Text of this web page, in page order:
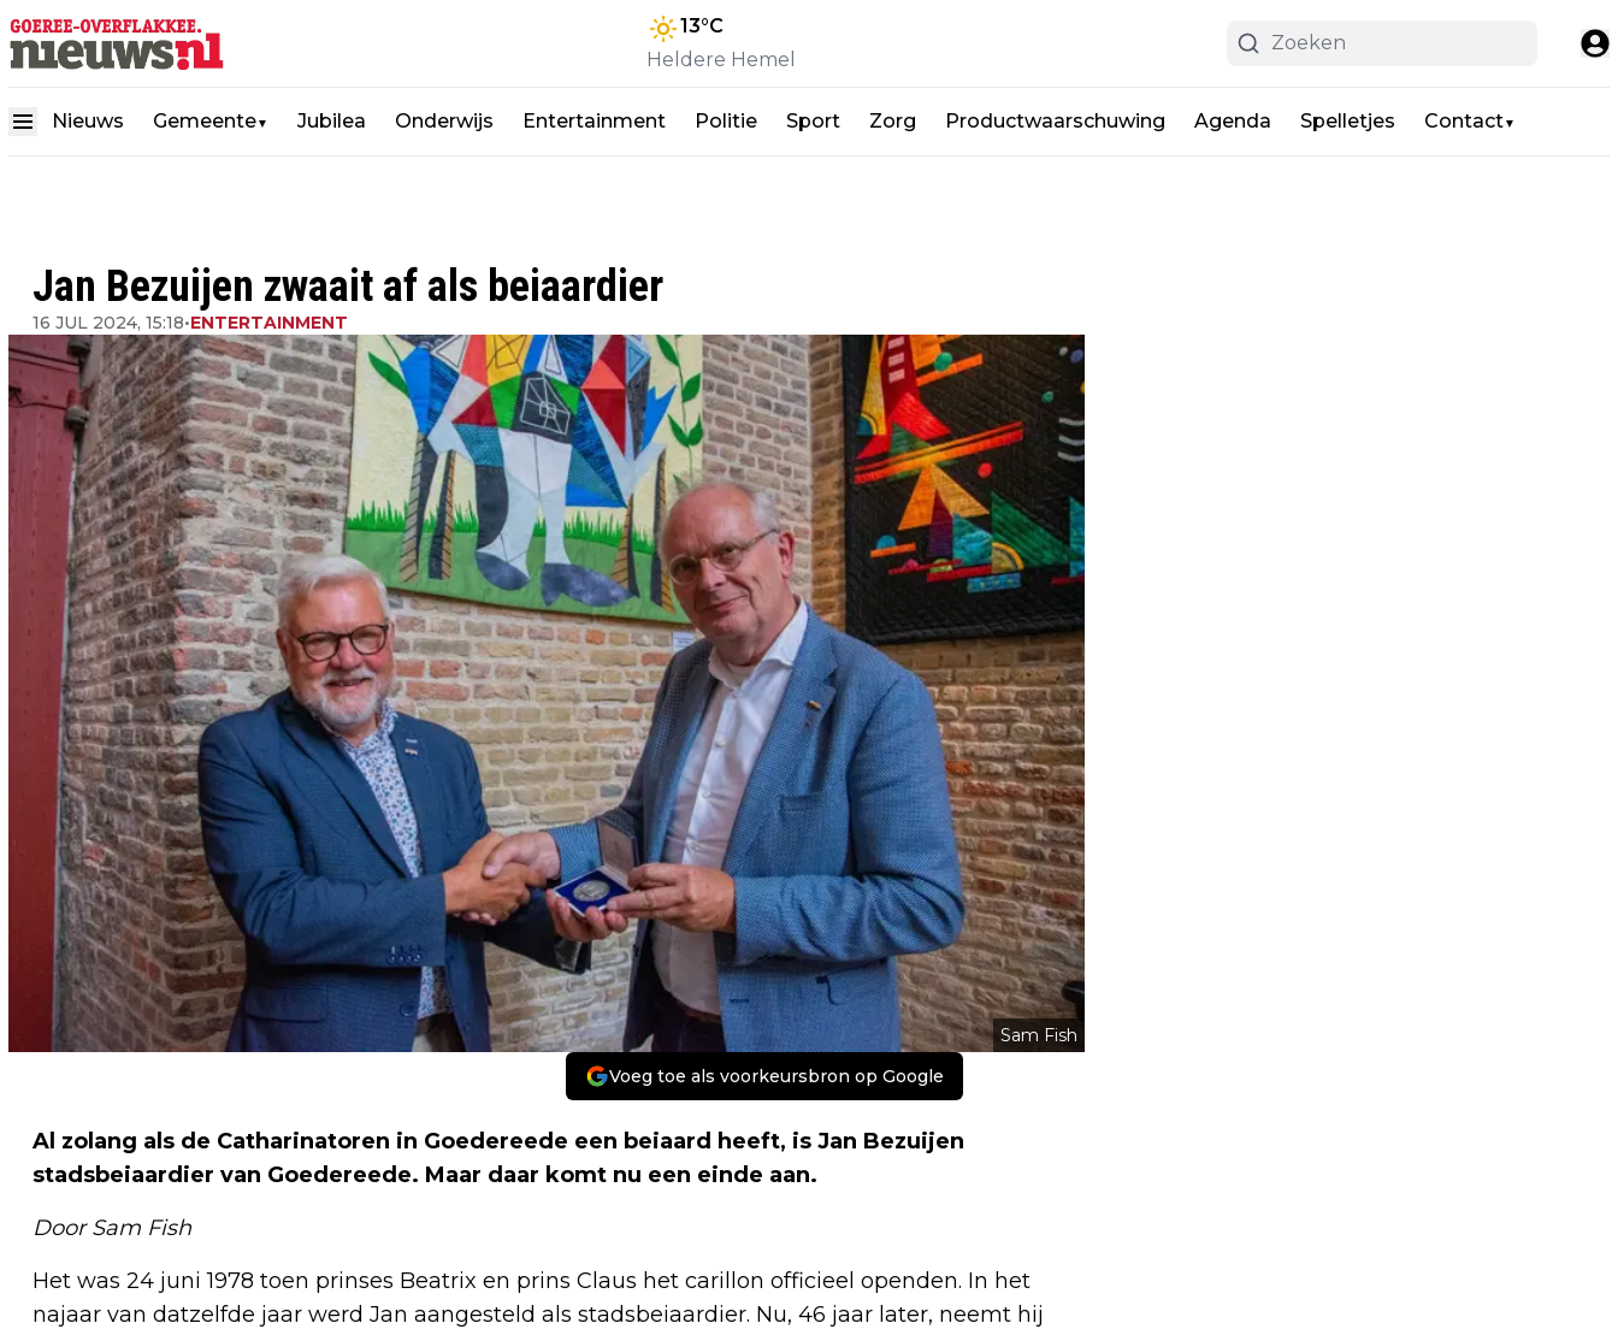
13°C
Heldere Hemel
Nieuws Gemeente▼ Jubilea Onderwijs Entertainment Politie Sport Zorg Productwaarschuwing Agenda Spelletjes Contact▼
Jan Bezuijen zwaait af als beiaardier
16 JUL 2024, 15:18•ENTERTAINMENT
Sam Fish
Voeg toe als voorkeursbron op Google
Al zolang als de Catharinatoren in Goedereede een beiaard heeft, is Jan Bezuijen
stadsbeiaardier van Goedereede. Maar daar komt nu een einde aan.
Door Sam Fish
Het was 24 juni 1978 toen prinses Beatrix en prins Claus het carillon officieel openden. In het
najaar van datzelfde jaar werd Jan aangesteld als stadsbeiaardier. Nu, 46 jaar later, neemt hij